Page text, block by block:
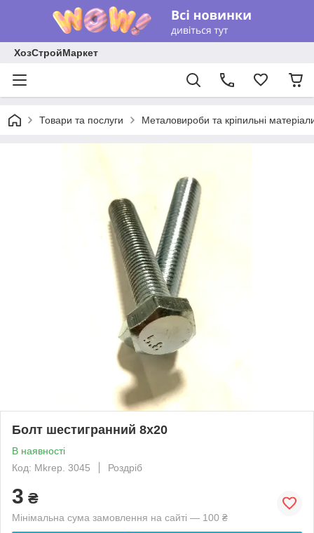
ХозСтройМаркет
Товари та послуги Металовироби та кріпильні
Болт шестигранний 8х20
В наявності
Код: Mkrep. 3045
Роздріб
3 ₴
Мінімальна сума замовлення на сайті — 100 ₴